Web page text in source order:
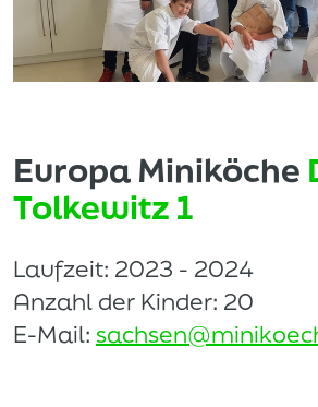
Europa Miniköche
Tolkewitz 1
Laufzeit: 2023 - 2024
Anzahl der Kinder: 20
E-Mail: